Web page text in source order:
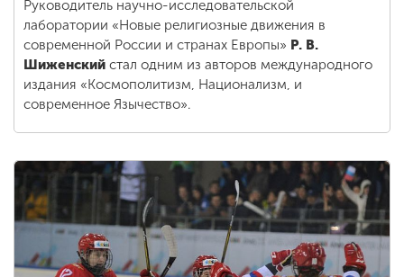
Руководитель научно-исследовательской
лаборатории «Новые религиозные движения в
современной России и странах Европы» Р. В.
Шиженский стал одним из авторов международного
издания «Космополитизм, Национализм, и
современное Язычество».